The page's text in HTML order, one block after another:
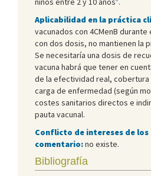
Aplicabilidad en la práctica
vacunados con 4CMenB
con dos dosis, no mantienen la
Se necesitaría una dosis de
vacuna habrá que tener en
de la efectividad real,
carga de enfermedad (según
costes sanitarios directos e
pauta vacunal.
Conflicto de intereses de
comentario:no existe.
Bibliografía